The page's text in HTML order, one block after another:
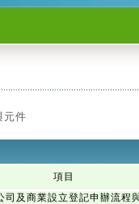
元件
項目
司及商業設立登記申辦流程